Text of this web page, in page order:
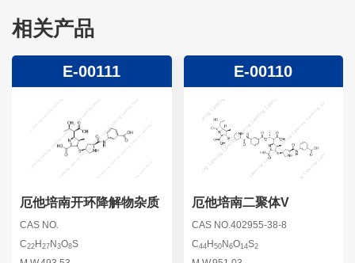
相关产品
E-00111
厄他培南开环降解物杂质
CAS NO.
C22 H 27 N 3O8S
E-00110
厄他培南二聚体V
CAS NO.402955-38-8
C44 H 50N 6O14S2